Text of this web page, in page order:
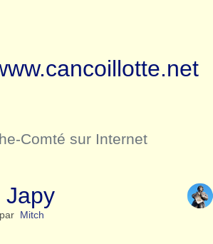
Comté sur Internet
Japy
par Mitch